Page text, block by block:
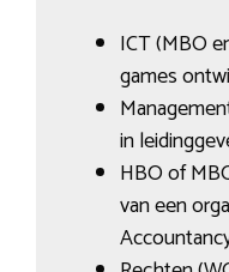
ICT (MBO
games
in
HBO of
van een